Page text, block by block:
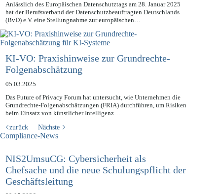
Anlässlich des Europäischen Datenschutztags am 28. Januar 2025
hat der Berufsverband der Datenschutzbeauftragten Deutschlands
(BvD) e.V. eine Stellungnahme zur europäischen…
KI-VO: Praxishinweise zur Grundrechte-
Folgenabschätzung
05.03.2025
Das Future of Privacy Forum hat untersucht, wie Unternehmen die
Grundrechte-Folgenabschätzungen (FRIA) durchführen, um Risiken
beim Einsatz von künstlicher Intelligenz…
zurück
Nächste
Compliance-News
NIS2UmsuCG: Cybersicherheit als
Chefsache und die neue Schulungspflicht der
Geschäftsleitung